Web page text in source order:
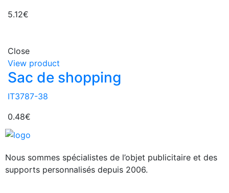
5.12€
Close
View product
Sac de shopping
IT3787-38
0.48€
Nous sommes spécialistes de l’objet publicitaire et des
supports personnalisés depuis 2006.